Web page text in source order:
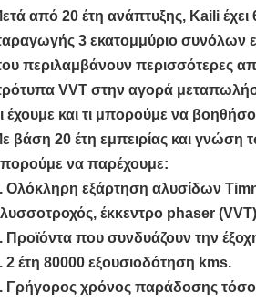
από 20 έτη ανάπτυξης, Kaili έχει
3 εκατομμύριο συνόλων
περιλαμβάνουν περισσότερες
VVT στην αγορά
έχουμε και τι μπορούμε να
βάση 20 έτη εμπειρίας και
να παρέχουμε:
Ολόκληρη εξάρτηση αλυσίδων
έκκεντρο phaser (VVT)
Προϊόντα που συνδυάζουν την
2 έτη 80000 εξουσιοδότηση kms.
Γρήγορος χρόνος παράδοσης